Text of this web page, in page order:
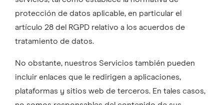
protección de datos aplicable, en particular el
artículo 28 del RGPD relativo a los acuerdos de
tratamiento de datos.
No obstante, nuestros Servicios también pueden
incluir enlaces que le redirigen a aplicaciones,
plataformas y sitios web de terceros. En tales casos,